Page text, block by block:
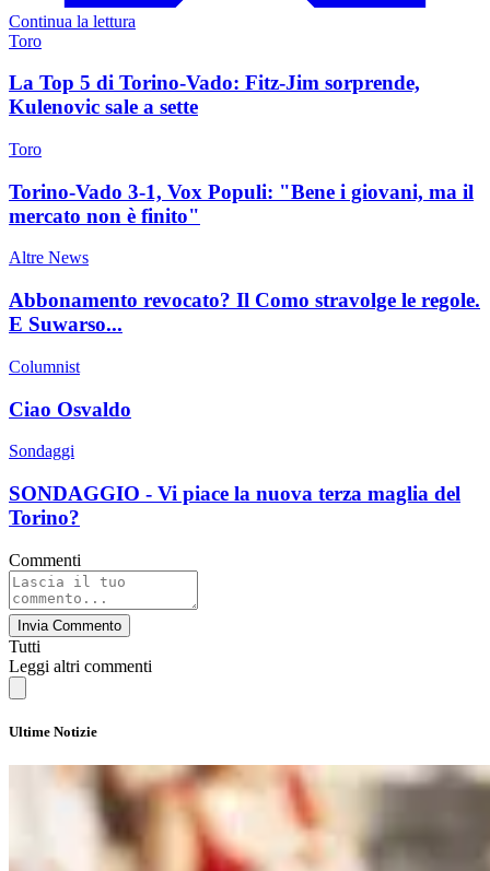
Continua la lettura
Toro
La Top 5 di Torino-Vado: Fitz-Jim sorprende,
Kulenovic sale a sette
Toro
Torino-Vado 3-1, Vox Populi: "Bene i giovani, ma il
mercato non è finito"
Altre News
Abbonamento revocato? Il Como stravolge le regole.
E Suwarso...
Columnist
Ciao Osvaldo
Sondaggi
SONDAGGIO - Vi piace la nuova terza maglia del
Torino?
Commenti
Invia Commento
Tutti
Leggi altri commenti
Ultime Notizie